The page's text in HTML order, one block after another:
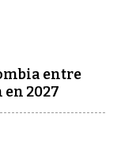
entre
2027